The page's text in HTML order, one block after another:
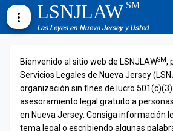
more_vert LSNJLAWSM
Las Leyes en Nueva Jersey y Usted
Bienvenido al sitio web de LSNJLAWSM,
Servicios Legales de Nueva Jersey
organización sin fines de lucro
asesoramiento legal gratuito a
en Nueva Jersey. Consiga información
tema legal o escribiendo algunas